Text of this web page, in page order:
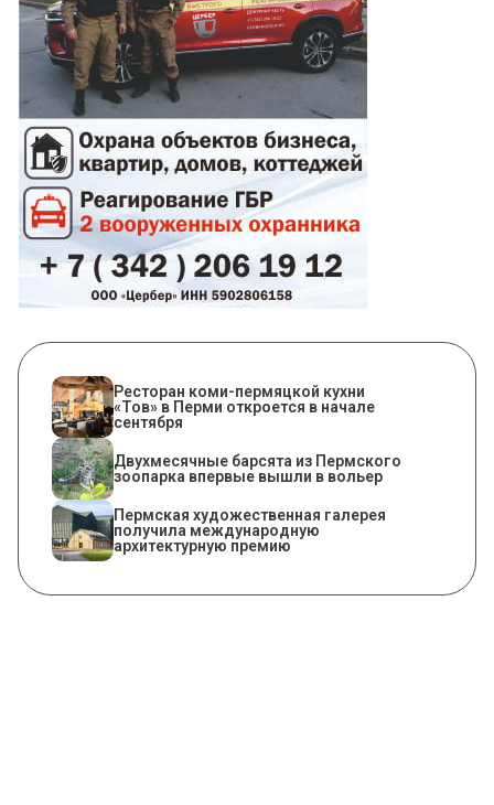
Ресторан коми-пермяцкой кухни
«Тов» в Перми откроется в начале
сентября
Двухмесячные барсята из Пермского
зоопарка впервые вышли в вольер
Пермская художественная галерея
получила международную
архитектурную премию